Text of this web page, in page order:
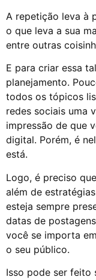
A repetição leva à
o que leva a sua
entre outras
E para criar essa
planejamento.
todos os tópicos
redes sociais uma
impressão de que
digital. Porém, é
está.
Logo, é preciso
além de
esteja sempre
datas de
você se importa
o seu público.
Isso pode ser feito